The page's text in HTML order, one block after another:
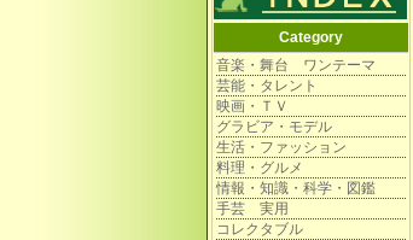
Category
音楽・舞台 ワンテーマ
芸能・タレント
映画・ＴＶ
グラビア・モデル
生活・ファッション
料理・グルメ
情報・知識・科学・図鑑
手芸 実用
コレクタブル